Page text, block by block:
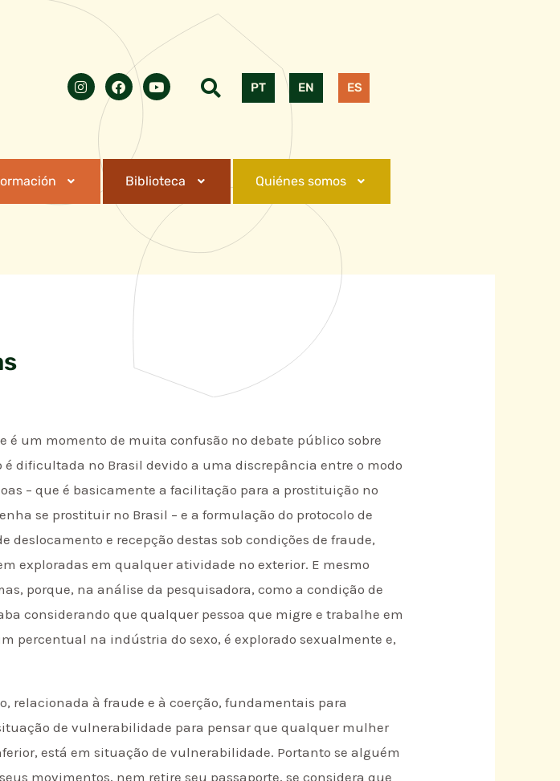
PT EN ES
Biblioteca Quiénes somos
um momento de muita confusão no debate público sobre
dificultada no Brasil devido a uma discrepância entre o modo
– que é basicamente a facilitação para a prostituição no
se prostituir no Brasil – e a formulação do protocolo de
deslocamento e recepção destas sob condições de fraude,
exploradas em qualquer atividade no exterior. E mesmo
porque, na análise da pesquisadora, como a condição de
considerando que qualquer pessoa que migre e trabalhe em
percentual na indústria do sexo, é explorado sexualmente e,
relacionada à fraude e à coerção, fundamentais para
de vulnerabilidade para pensar que qualquer mulher
está em situação de vulnerabilidade. Portanto se alguém
movimentos, nem retire seu passaporte, se considera que